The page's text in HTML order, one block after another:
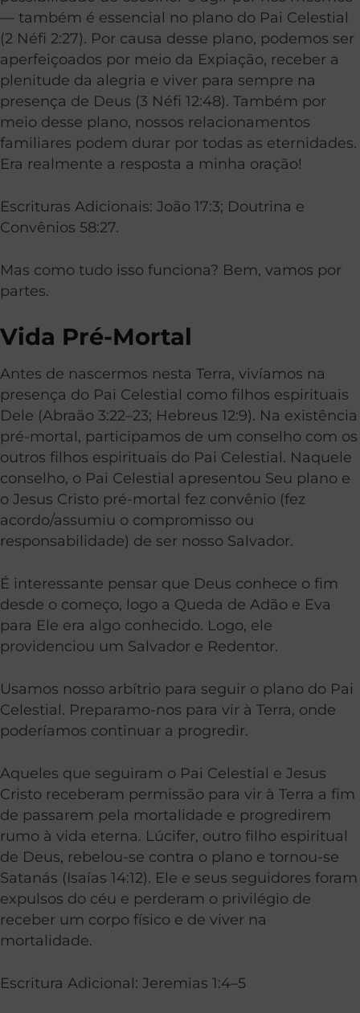
— também é essencial no plano do Pai Celestial
(2 Néfi 2:27). Por causa desse plano, podemos ser
aperfeiçoados por meio da Expiação, receber a
plenitude da alegria e viver para sempre na
presença de Deus (3 Néfi 12:48). Também por
meio desse plano, nossos relacionamentos
familiares podem durar por todas as eternidades.
Era realmente a resposta a minha oração!
Escrituras Adicionais: João 17:3; Doutrina e
Convênios 58:27.
Mas como tudo isso funciona? Bem, vamos por
partes.
Vida Pré-Mortal
Antes de nascermos nesta Terra, vivíamos na
presença do Pai Celestial como filhos espirituais
Dele (Abraão 3:22–23; Hebreus 12:9). Na existência
pré-mortal, participamos de um conselho com os
outros filhos espirituais do Pai Celestial. Naquele
conselho, o Pai Celestial apresentou Seu plano e
o Jesus Cristo pré-mortal fez convênio (fez
acordo/assumiu o compromisso ou
responsabilidade) de ser nosso Salvador.
É interessante pensar que Deus conhece o fim
desde o começo, logo a Queda de Adão e Eva
para Ele era algo conhecido. Logo, ele
providenciou um Salvador e Redentor.
Usamos nosso arbítrio para seguir o plano do Pai
Celestial. Preparamo-nos para vir à Terra, onde
poderíamos continuar a progredir.
Aqueles que seguiram o Pai Celestial e Jesus
Cristo receberam permissão para vir à Terra a fim
de passarem pela mortalidade e progredirem
rumo à vida eterna. Lúcifer, outro filho espiritual
de Deus, rebelou-se contra o plano e tornou-se
Satanás (Isaías 14:12). Ele e seus seguidores foram
expulsos do céu e perderam o privilégio de
receber um corpo físico e de viver na
mortalidade.
Escritura Adicional: Jeremias 1:4–5